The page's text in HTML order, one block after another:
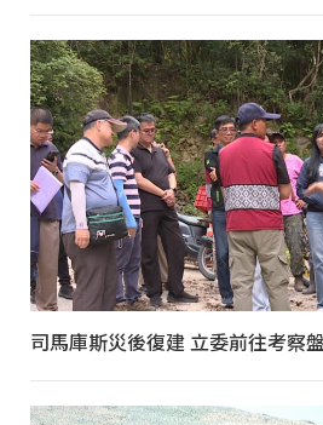
司馬庫斯災後復建 立委前往考察